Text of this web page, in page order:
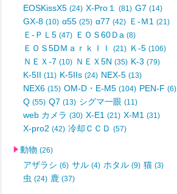
EOSKissX5 (24) X-Pro１ (81) G7 (14)
GX-8 (10) α55 (25) α77 (42) Ｅ-Ｍ1 (21)
Ｅ-ＰＬ5 (47) ＥＯＳ60Ｄa (8)
ＥＯＳ5DＭａｒｋＩＩ (21) Ｋ-5 (106)
ＮＥＸ-7 (10) ＮＥＸ5N (35) K-3 (79)
K-5II (11) K-5IIs (24) NEX-5 (13)
NEX6 (15) OM-D・E-M5 (104) PEN-F (6)
Q (55) Q7 (13) シグマ一眼 (11)
web カメラ (30) X-E1 (21) X-M1 (31)
X-pro2 (42) 冷却ＣＣＤ (57)
動物 (26)
アザラシ (6) サル (4) ホタル (9) 猫 (3)
虫 (24) 鹿 (37)